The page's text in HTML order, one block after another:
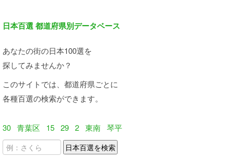
日本百選 都道府県別データベース
あなたの街の日本100選を
探してみませんか？
このサイトでは、都道府県ごとに
各種百選の検索ができます。
30 青葉区 15 29 2 東南 琴平